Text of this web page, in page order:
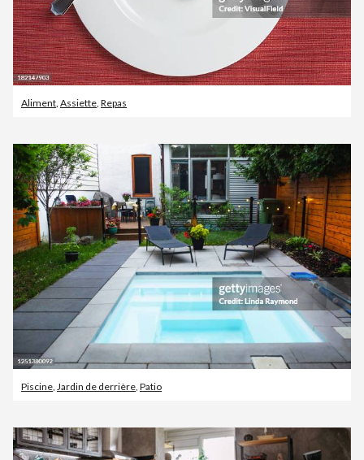
Aliment Assiette Repas
Piscine, Jardin de derrière, Patio